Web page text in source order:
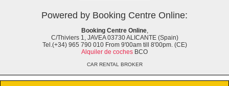
Powered by Booking Centre Online:
Booking Centre Online,
C/Thiviers 1, JAVEA 03730 ALICANTE (Spain)
Tel.(+34) 965 790 010 From 9'00am till 8'00pm. (CE)
Alquiler de coches BCO
CAR RENTAL BROKER